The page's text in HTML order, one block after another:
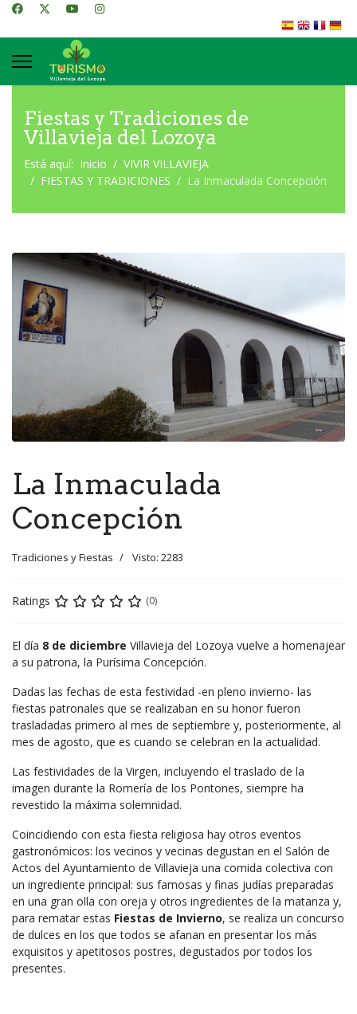
Fiestas y Tradiciones de
Villavieja del Lozoya
Está aquí: Inicio
VIVIR VILLAVIEJA
FIESTAS Y TRADICIONES
La Inmaculada Concepción
La Inmaculada
Concepción
Tradiciones y Fiestas Visto: 2283
Ratings (0)
El día 8 de diciembre Villavieja del Lozoya vuelve a homenajear
a su patrona, la Purísima Concepción.
Dadas las fechas de esta festividad -en pleno invierno- las
fiestas patronales que se realizaban en su honor fueron
trasladadas primero al mes de septiembre y, posteriormente, al
mes de agosto, que es cuando se celebran en la actualidad.
Las festividades de la Virgen, incluyendo el traslado de la
imagen durante la Romería de los Pontones, siempre ha
revestido la máxima solemnidad.
Coincidiendo con esta fiesta religiosa hay otros eventos
gastronómicos: los vecinos y vecinas degustan en el Salón de
Actos del Ayuntamiento de Villavieja una comida colectiva con
un ingrediente principal: sus famosas y finas judías preparadas
en una gran olla con oreja y otros ingredientes de la matanza y,
para rematar estas Fiestas de Invierno, se realiza un concurso
de dulces en los que todos se afanan en presentar los más
exquisitos y apetitosos postres, degustados por todos los
presentes.